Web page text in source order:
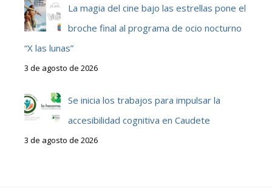
La magia del cine bajo las estrellas pone el
broche final al programa de ocio nocturno
“X las lunas”
3 de agosto de 2026
Se inicia los trabajos para impulsar la
accesibilidad cognitiva en Caudete
3 de agosto de 2026